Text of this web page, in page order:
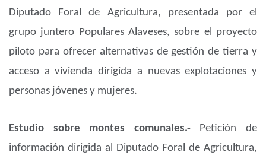
Diputado Foral de Agricultura, presentada por el
grupo juntero Populares Alaveses, sobre el proyecto
piloto para ofrecer alternativas de gestión de tierra y
acceso a vivienda dirigida a nuevas explotaciones y
personas jóvenes y mujeres.
Estudio sobre montes comunales.- Petición de
información dirigida al Diputado Foral de Agricultura,